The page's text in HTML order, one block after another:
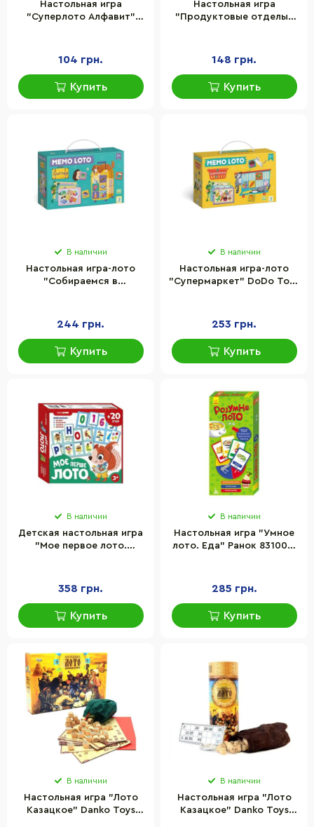
Настольная игра
"Суперлото Алфавит"
104 грн.
Купить
Настольная игра
"Продуктовые отделы"
148 грн.
Купить
В наличии
Настольная игра-лото
"Собираемся в
244 грн.
Купить
В наличии
Настольная игра-лото
"Супермаркет" DoDo Toys
253 грн.
Купить
В наличии
Детская настольная игра
"Мое первое лото.
358 грн.
Купить
В наличии
Настольная игра "Умное
лото. Еда" Ранок 831003,
285 грн.
Купить
В наличии
Настольная игра "Лото
Казацкое" Danko Toys
В наличии
Настольная игра "Лото
Казацкое" Danko Toys